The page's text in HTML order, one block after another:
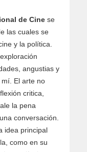
de Cine se
las cuales se
y la política.
angustias y
El arte no
critica,
la pena
conversación.
idea principal
como en su